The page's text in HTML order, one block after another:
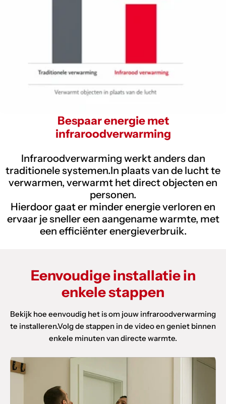
Bespaar energie met
infraroodverwarming
Infraroodverwarming werkt anders dan
traditionele systemen.In plaats van de lucht te
verwarmen, verwarmt het direct objecten en
personen.
Hierdoor gaat er minder energie verloren en
ervaar je sneller een aangename warmte, met
een efficiënter energieverbruik.
Eenvoudige installatie in
enkele stappen
Bekijk hoe eenvoudig het is om jouw infraroodverwarming
te installeren.Volg de stappen in de video en geniet binnen
enkele minuten van directe warmte.